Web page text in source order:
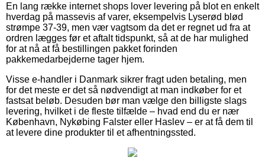
En lang række internet shops lover levering på blot en enkelt
hverdag på massevis af varer, eksempelvis Lyserød blød
strømpe 37-39, men vær vagtsom da det er regnet ud fra at
ordren lægges før et aftalt tidspunkt, så at de har mulighed
for at nå at få bestillingen pakket forinden
pakkemedarbejderne tager hjem.
Visse e-handler i Danmark sikrer fragt uden betaling, men
for det meste er det så nødvendigt at man indkøber for et
fastsat beløb. Desuden bør man vælge den billigste slags
levering, hvilket i de fleste tilfælde – hvad end du er nær
København, Nykøbing Falster eller Haslev – er at få dem til
at levere dine produkter til et afhentningssted.